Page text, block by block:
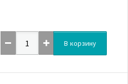
В корзину